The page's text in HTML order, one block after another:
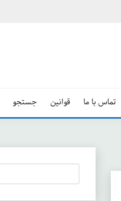
تماس با ما قوانین جستجو
جستجو